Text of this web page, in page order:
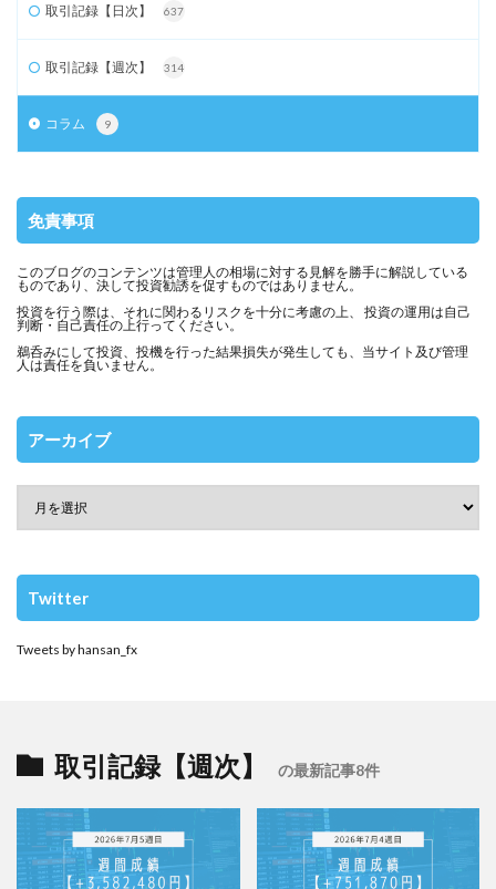
取引記録【日次】 637
取引記録【週次】 314
コラム 9
免責事項
このブログのコンテンツは管理人の相場に対する見解を勝手に解説している
ものであり、決して投資勧誘を促すものではありません。
投資を行う際は、それに関わるリスクを十分に考慮の上、 投資の運用は自己
判断・自己責任の上行ってください。
鵜呑みにして投資、投機を行った結果損失が発生しても、当サイト及び管理
人は責任を負いません。
アーカイブ
Twitter
Tweets by hansan_fx
取引記録【週次】 の最新記事8件